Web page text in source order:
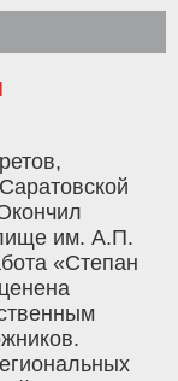
им. А.П.
«Степан